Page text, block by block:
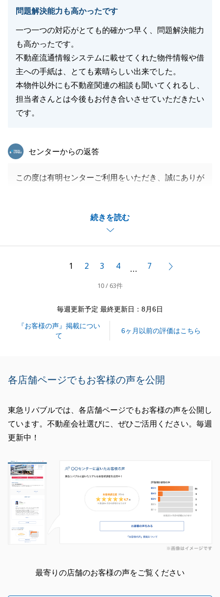
問題解決能力も高かったです
一つ一つの対応がとても的確かつ早く、問題解決能力
も高かったです。
不動産流通情報システムに載せてくれた物件情報や借
主への手紙は、とても素晴らしい出来でした。
本物件以外にも不動産関連の相談も聞いてくれるし、
担当者さんとは今後もお付き合いさせていただきたい
です。
続きを読む
東急リバブル
センターからの返答
この度は有明センターご利用をいただき、誠にありが
今回は他社様と競合しておりましたので、弊社にてご
成約出来ますよう最大限努力いたしました。
今後とも末永くお付き合いいただければと存じます。
引き続き、よろしくお願いいたします。
閉じる
1 2 3 4 … 7
10 / 63件
毎週更新予定 最終更新日：8月6日
『お客様の声』掲載につい
て
6ヶ月以前の評価はこちら
各店舗ページでもお客様の声を公開
東急リバブルでは、各店舗ページでもお客様の声を公開し
ています。不動産会社選びに、ぜひご活用ください。毎週
更新中！
最寄りの店舗のお客様の声をご覧ください